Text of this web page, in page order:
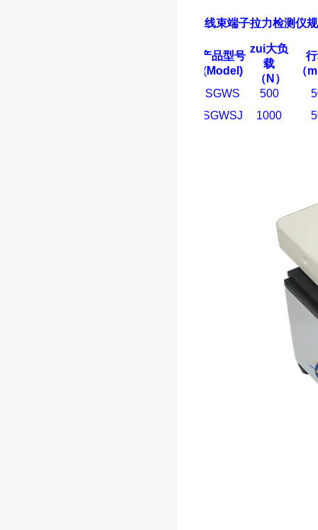
线束端子拉力检测仪
产品型号
(Model)
zui大负
载
（ N ）
（
SGWS
500
SGWSJ
1000